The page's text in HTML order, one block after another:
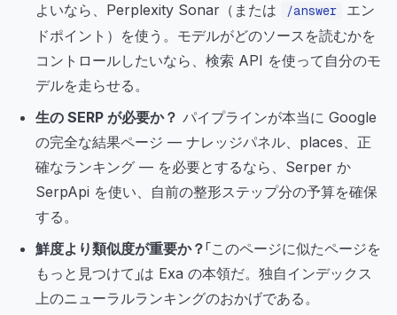
よいなら、Perplexity Sonar（または
/answer
エン
ドポイント）を使う。モデルがどのソースを読むかを
コントロールしたいなら、検索 API を使って自分のモ
デルを走らせる。
生の SERP が必要か？ パイプラインが本当に Google
の完全な結果ページ — ナレッジパネル、places、正
確なランキング — を必要とするなら、Serper か
SerpApi を使い、自前の整形ステップ分の予算を確保
する。
鮮度より類似度が重要か？「このページに似たページを
もっと見つけて」は Exa の本領だ。独自インデックス
上のニューラルランキングのおかげである。